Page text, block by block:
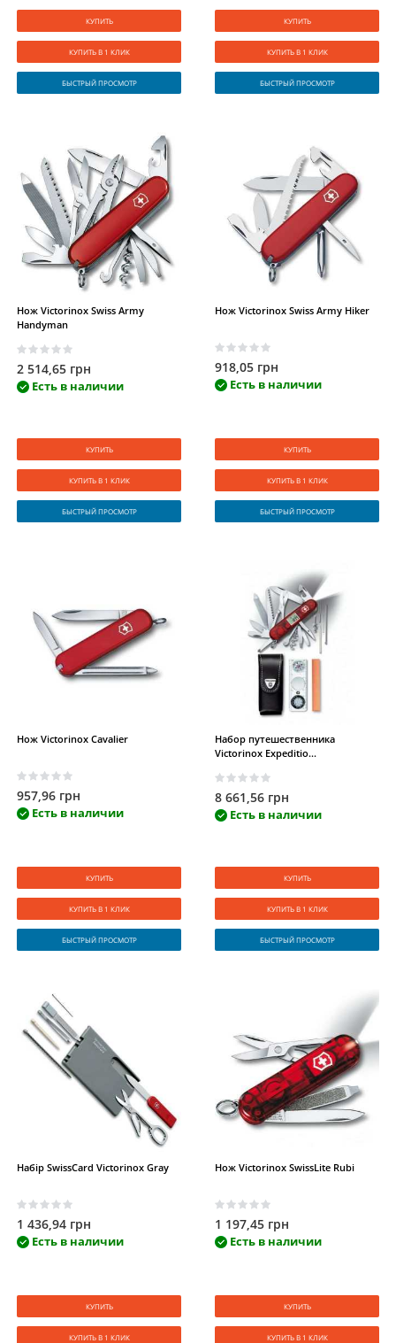
КУПИТЬ
КУПИТЬ В 1 КЛИК
БЫСТРЫЙ ПРОСМОТР
КУПИТЬ
КУПИТЬ В 1 КЛИК
БЫСТРЫЙ ПРОСМОТР
Нож Victorinox Swiss Army
Handyman
2 514,65 грн
Есть в наличии
КУПИТЬ
КУПИТЬ В 1 КЛИК
БЫСТРЫЙ ПРОСМОТР
Нож Victorinox Swiss Army Hiker
918,05 грн
Есть в наличии
КУПИТЬ
КУПИТЬ В 1 КЛИК
БЫСТРЫЙ ПРОСМОТР
Нож Victorinox Cavalier
957,96 грн
Есть в наличии
КУПИТЬ
КУПИТЬ В 1 КЛИК
БЫСТРЫЙ ПРОСМОТР
Набор путешественника
Victorinox Expeditio...
8 661,56 грн
Есть в наличии
КУПИТЬ
КУПИТЬ В 1 КЛИК
БЫСТРЫЙ ПРОСМОТР
Набір SwissCard Victorinox Gray
1 436,94 грн
Есть в наличии
КУПИТЬ
КУПИТЬ В 1 КЛИК
Нож Victorinox SwissLite Rubi
1 197,45 грн
Есть в наличии
КУПИТЬ
КУПИТЬ В 1 КЛИК